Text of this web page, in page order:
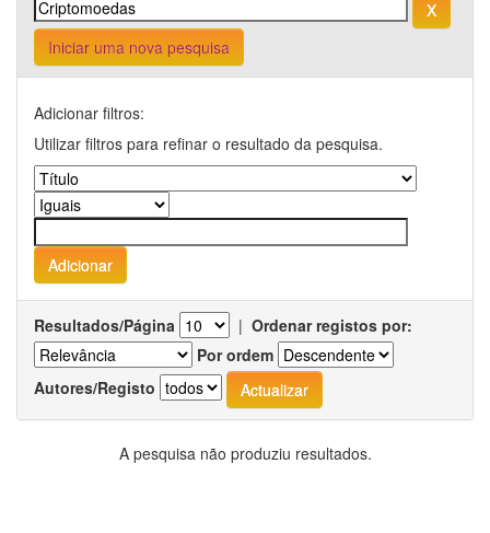
Iniciar uma nova pesquisa
Adicionar filtros:
Utilizar filtros para refinar o resultado da pesquisa.
Resultados/Página | Ordenar registos por:
Por ordem
Autores/Registo
A pesquisa não produziu resultados.